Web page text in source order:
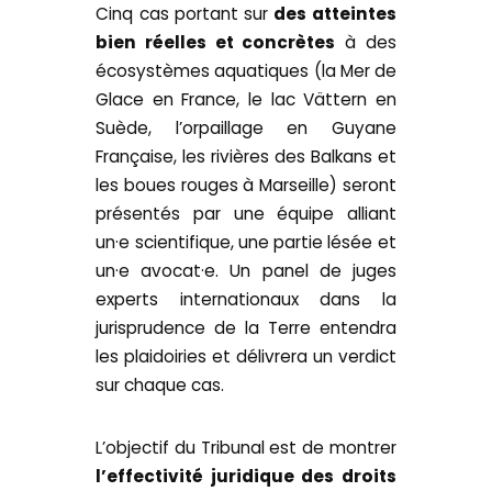
Cinq cas portant sur des atteintes
bien réelles et concrètes à des
écosystèmes aquatiques (la Mer de
Glace en France, le lac Vättern en
Suède, l’orpaillage en Guyane
Française, les rivières des Balkans et
les boues rouges à Marseille) seront
présentés par une équipe alliant
un·e scientifique, une partie lésée et
un·e avocat·e. Un panel de juges
experts internationaux dans la
jurisprudence de la Terre entendra
les plaidoiries et délivrera un verdict
sur chaque cas.
L’objectif du Tribunal est de montrer
l’effectivité juridique des droits